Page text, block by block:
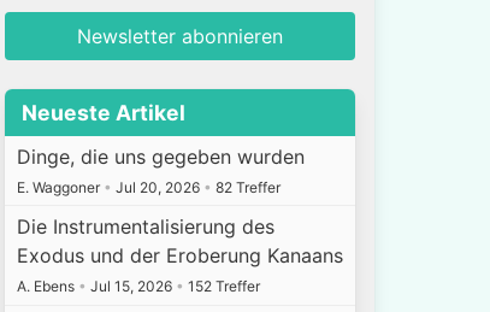
Newsletter abonnieren
Neueste Artikel
Dinge, die uns gegeben wurden
E. Waggoner • Jul 20, 2026 • 82 Treffer
Die Instrumentalisierung des
Exodus und der Eroberung Kanaans
A. Ebens • Jul 15, 2026 • 152 Treffer